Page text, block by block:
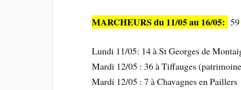
MARCHEURS du 11/05 au 16/05:
Lundi 11/05: 14 à St Georges de
Mardi 12/05 : 36 à Tiffauges
Mardi 12/05 : 7 à Chavagnes en Paillers